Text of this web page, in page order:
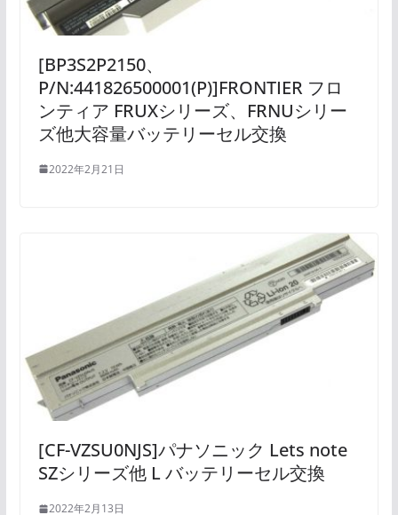
[BP3S2P2150、
P/N:441826500001(P)]FRONTIER フロ
ンティア FRUXシリーズ、FRNUシリー
ズ他大容量バッテリーセル交換
2022年2月21日
[CF-VZSU0NJS]パナソニック Lets note
SZシリーズ他 L バッテリーセル交換
2022年2月13日